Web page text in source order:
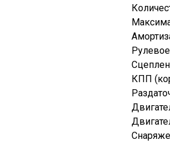
КПП